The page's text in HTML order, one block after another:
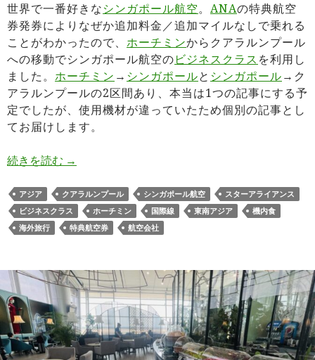
世界で一番好きなシンガポール航空。 ANAの特典航空
券発券によりなぜか追加料金／追加マイルなしで乗れる
ことがわかったので、 ホーチミンからクアラルンプール
への移動でシンガポール航空のビジネスクラス を利用し
ました。 ホーチミン → シンガポールと シンガポール→ク
アラルンプールの2区間あり、本当は1つの記事にする予
定でしたが、使用機材が違っていたため個別の記事とし
てお届けします。
続きを読む シンガポール航空SQ177 ビジネスクラス搭乗記
→
アジア クアラルンプール シンガポール航空
スターアライアンス
ビジネスクラス
ホーチミン 国際線 東南アジア
機内食
海外旅行
特典航空券 航空会社